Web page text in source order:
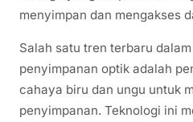
menyimpan dan mengakses
Salah satu tren terbaru
penyimpanan optik adalah
cahaya biru dan ungu untuk
penyimpanan. Teknologi ini